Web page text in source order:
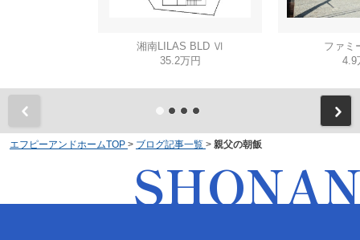
湘南LILAS BLD Ⅵ
35.2万円
ファミ
4.9
エフピーアンドホームTOP > ブログ記事一覧 > 親父の朝飯